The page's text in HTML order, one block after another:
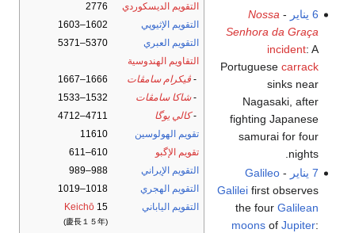
التقويم الديسكوردي
2776
التقويم الإثيوپي
1602–1603
التقويم العبري
5370–5371
التقاويم الهندوسية
- ڤيكرام سامڤات
1666–1667
-شاكا سامڤات
1532–1533
-كالي يوگا
4711–4712
تقويم الهولوسين
11610
تقويم الإگبو
610–611
التقويم الإيراني
988–989
التقويم الهجري
1018–1019
التقويم الياباني
Keichō 15
(慶長１５年)
6 يناير -
Nossa
Senhora da Graça
incident: A
Portuguese carrack
sinks near
Nagasaki, after
fighting Japanese
samurai for four
nights.
7 يناير
-
Galileo
Galileifirst observes
the four Galilean
moonsof Jupiter: